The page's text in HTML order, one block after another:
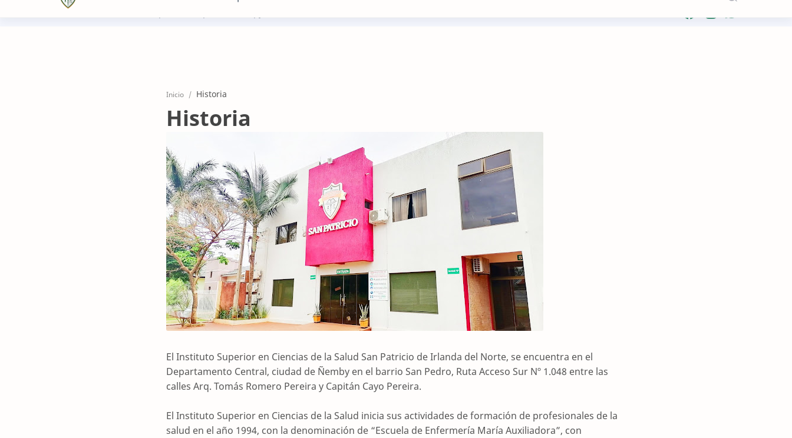
+5952961668
Inicio
Historia
El Instituto Superior en Ciencias de la Salud San Patricio de Irlanda del Norte, se encuentra en el
Departamento Central, ciudad de Ñemby en el barrio San Pedro, Ruta Acceso Sur Nº 1.048 entre las
calles Arq. Tomás Romero Pereira y Capitán Cayo Pereira.
El Instituto Superior en Ciencias de la Salud inicia sus actividades de formación de profesionales de la
salud en el año 1994, con la denominación de “Escuela de Enfermería María Auxiliadora”, con